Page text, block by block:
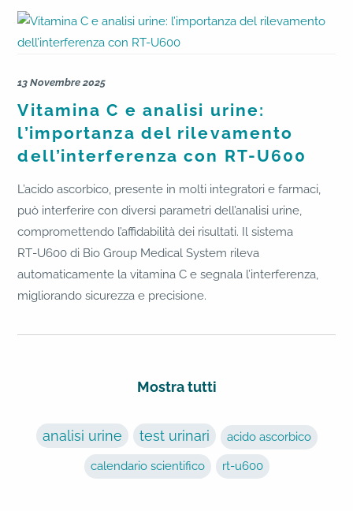
13 Novembre 2025
Vitamina C e analisi urine:
l’importanza del rilevamento
dell’interferenza con RT-U600
L’acido ascorbico, presente in molti integratori e farmaci,
può interferire con diversi parametri dell’analisi urine,
compromettendo l’affidabilità dei risultati. Il sistema
RT‑U600 di Bio Group Medical System rileva
automaticamente la vitamina C e segnala l’interferenza,
migliorando sicurezza e precisione.
Mostra tutti
analisi urine test urinari acido ascorbico
calendario scientifico rt-u600